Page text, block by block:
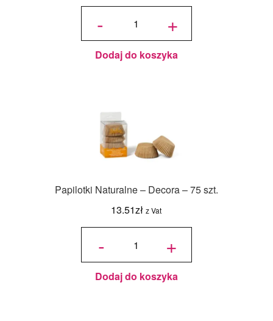
-
ilość Mini
Złote 27 x
17 mm -
Decora +
Dodaj do koszyka
Papilotki Naturalne – Decora – 75 szt.
13.51zł z Vat
-
ilość
- Decora -
75 szt. +
Dodaj do koszyka